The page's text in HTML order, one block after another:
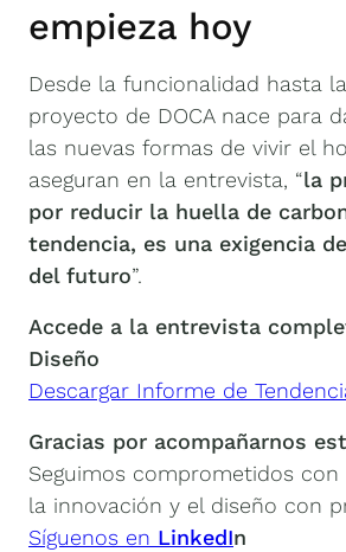
empieza hoy
Desde la funcionalidad hasta
proyecto de DOCA nace para
las nuevas formas de vivir el
aseguran en la entrevista, “la
por reducir la huella de
tendencia, es una exigencia
del futuro”.
Accede a la entrevista
Diseño
Descargar Informe de
Gracias por acompañarnos
Seguimos comprometidos con
la innovación y el diseño con
Síguenos en LinkedIn